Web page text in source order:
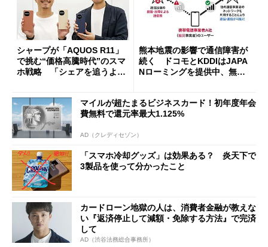
シャープが「AQUOS R11」
で挑む“価格高騰時代”のスマ
ホ戦略 「シェアを追うより
熊本地震の影響で通信障害が
続く ドコモとKDDIはJAPA
Nローミングを提供中、無料
マイルが超たまるビジネスカード！初年度年会
費無料で還元率最大1.125%
AD（クレディセゾン）
「スマホ冷却グッズ」は効果ある？ 炎天下で
3製品を使って分かったこと
カードローン地獄の人は、消費者金融が教えな
い『返済停止して減額・免除する方法』で完済
して
AD（渋谷法務総合事務所）